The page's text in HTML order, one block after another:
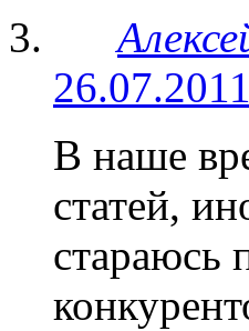
В наше
статей,
стараюсь